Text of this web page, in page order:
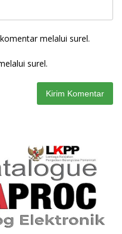
melalui surel.
surel.